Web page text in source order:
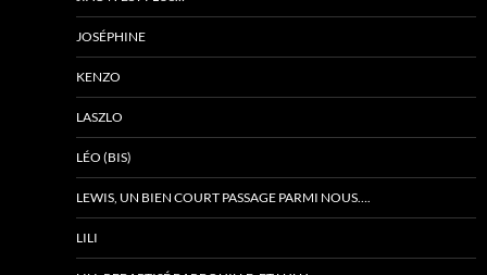
JOSÉPHINE
KENZO
LASZLO
LÉO (BIS)
LEWIS, UN BIEN COURT PASSAGE PARMI NOUS….
LILI